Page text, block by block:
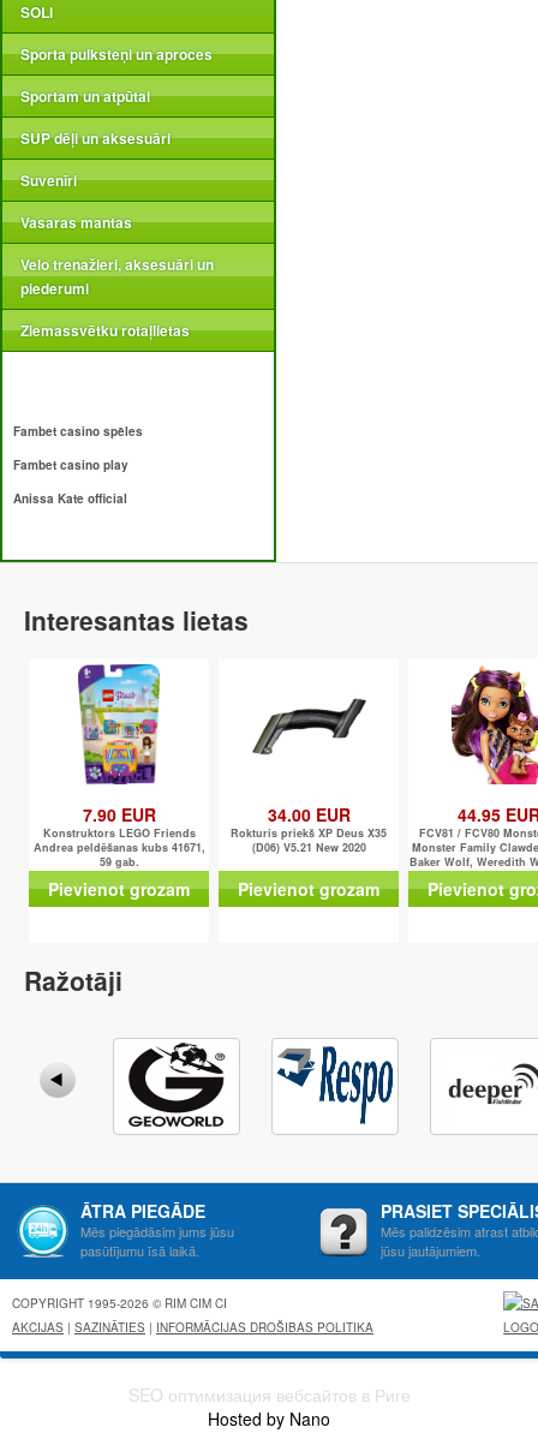
SOLI
Sporta pulksteņi un aproces
Sportam un atpūtai
SUP dēļi un aksesuāri
Suvenīri
Vasaras mantas
Velo trenažieri, aksesuāri un
piederumi
Ziemassvētku rotaļlietas
Fambet casino spēles
Fambet casino play
Anissa Kate official
Interesantas lietas
7.90 EUR
Konstruktors LEGO Friends
Andrea peldēšanas kubs 41671,
59 gab.
Pievienot grozam
34.00 EUR
Rokturis priekš XP Deus X35
(D06) V5.21 New 2020
Pievienot grozam
44.95
FCV81 / FCV80
Monster Family
Baker Wolf, Weredith
Pievienot
Ražotāji
ĀTRA PIEGĀDE
Mēs piegādāsim jums jūsu
pasūtījumu īsā laikā.
PRASIET
Mēs palidzēsim atrast
jūsu jautājumiem.
COPYRIGHT 1995-2026 © RIM CIM CI
AKCIJAS | SAZINĀTIES | INFORMĀCIJAS DROŠIBAS POLITIKA
SEO оптимизация вебсайтов в Риге
Hosted by Nano